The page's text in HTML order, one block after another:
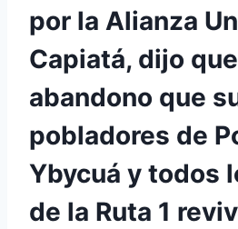
por la Alianza
Capiatá, dijo
abandono que
pobladores de
Ybycuá y todos
de la Ruta 1